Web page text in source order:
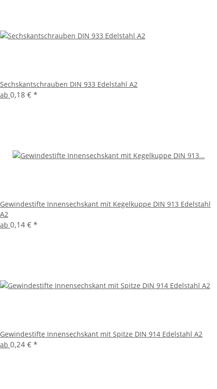
Sechskantschrauben DIN 933 Edelstahl A2
ab 0,18 € *
Gewindestifte Innensechskant mit Kegelkuppe DIN 913 Edelstahl
A2
ab 0,14 € *
Gewindestifte Innensechskant mit Spitze DIN 914 Edelstahl A2
ab 0,24 € *